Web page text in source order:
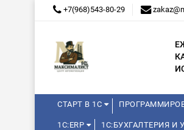
+7(968)543-80-29
СТАРТ В 1С
1С:ERP 1С:БУХГАЛТЕРИЯ И